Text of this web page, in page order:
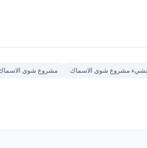
مشروع شوي الاسماك مشروع شوي